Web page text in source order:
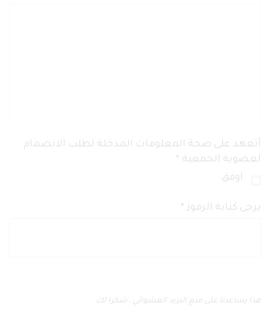
أتعهد على صحة المعلومات المدخلة لطلب الانضمام
لعضوية الجمعية *
اوفق
يرجى كتابة الرموز *
هذا يساعدنا على منع البريد العشوائي ، شكرا لك.